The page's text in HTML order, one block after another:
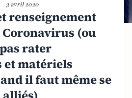
3 avril 2020
renseignement
(ou
rater
matériels
il faut même se